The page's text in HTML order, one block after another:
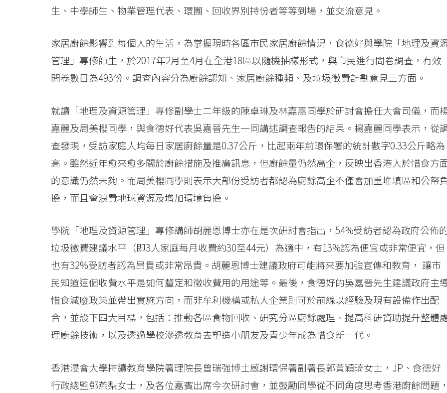
生、中學師生、物業管理代表、環團、回收界別持份者等等到場，並交流意見。
家居廚餘影響到每個人的生活，為掌握現時各區市民家居廚餘情況，食德好與學院「地理及資
管理」專修師生，於2017年2月至4月在全港18區以隨機抽樣形式，與市民進行問卷調查，有效
問卷數目為493份。調查內容分為廚餘認知、家居廚餘種類、及垃圾徵費計劃意見三方面。
就讀「地理及資源管理」專修副學士二年級的陳卓琳及林嘉惠同學於研討會擔任大會司儀，而
嘉麗及周美櫻同學，與食德好代表吳嘉晉先生一同講述調查報告的結果。楊嘉麗同學表示，從
查發現，受訪家庭人均每日家居廚餘量是0.37公斤，比起兩年前環保署的統計數字0.33公斤略為
高。雖然近年愈來愈多關於廚餘措施及推廣訊息，但廚餘量仍然高企，反映出香港人於惜食方
的意識仍然未夠。而周美櫻同學則表示大部份受訪者都認為廚餘高企不僅會加重堆填區和公帑負
擔，而且會浪費地球資源及增加環境負擔。
學院「地理及資源管理」專修講師胡麗恩博士亦在是次研討會指出，54%受訪者認為政府公佈
垃圾徵費建議水平（即3人家庭每月收費約30至44元）為適中，有13%認為便宜或非常便宜，但
也有32%受訪者認為昂貴或非常昂貴。胡麗恩博士建議政府可能將來要加強宣傳和教育， 讓市
民知道這個收費水平是如何釐定和徵收費用的用途等。最後，食德好的吳嘉晉先生建議政府主
惜食減廢政策並帶出實施方向，而非牟利機構或私人企業則可於前線以經驗及現有設備作出配
合，並設下四大目標，包括：推動各區食物回收、研究分區廚餘處理、提高科研資助提升整體
理廚餘技術，以及透過學校滲透教育去塑造小朋友及青少年成為惜食新一代。
香港浸會大學持續教育學院署理院長曾瑞強博士感謝環保署副署長郭黃穎琦女士，JP、食德好
行政總監鄧燕梨女士，及各位嘉賓出席今次研討會，並鼓勵同學從不同角度思考香港廚餘問題，